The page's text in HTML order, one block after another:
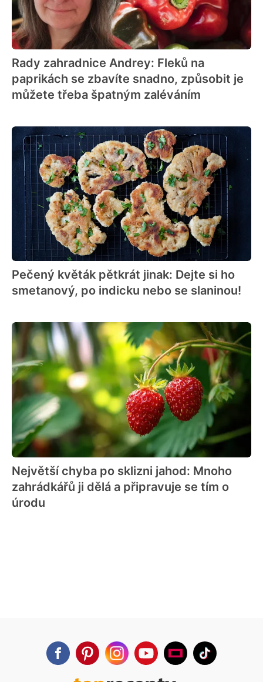
Rady zahradnice Andrey: Fleků na
paprikách se zbavíte snadno, způsobit je
můžete třeba špatným zaléváním
Pečený květák pětkrát jinak: Dejte si ho
smetanový, po indicku nebo se slaninou!
Největší chyba po sklizni jahod: Mnoho
zahrádkářů ji dělá a připravuje se tím o
úrodu